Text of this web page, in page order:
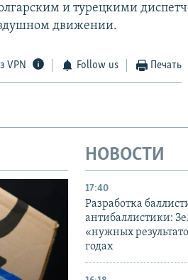
и турецкими
движении.
VPN Follow us Печать
НОВОСТИ
17:40
Разработка
антибаллистики:
«нужных
годах